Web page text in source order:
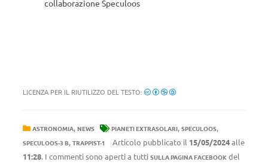
collaborazione Speculoos
LICENZA PER IL RIUTILIZZO DEL TESTO:
ASTRONOMIA, NEWS PIANETI EXTRASOLARI, SPECULOOS,
SPECULOOS-3 B, TRAPPIST-1 Articolo pubblicato il 15/05/2024alle
11:28. I commenti sono aperti a tutti SULLA PAGINA FACEBOOK del